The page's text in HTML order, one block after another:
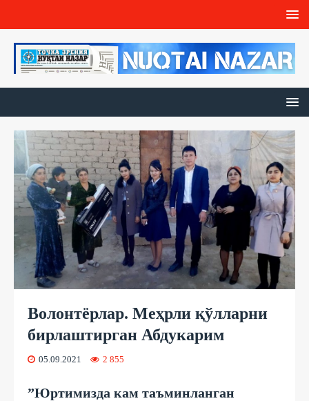
Волонтёрлар. Меҳрли қўлларни
бирлаштирган Абдукарим
05.09.2021 2 855
”Юртимизда кам таъминланган